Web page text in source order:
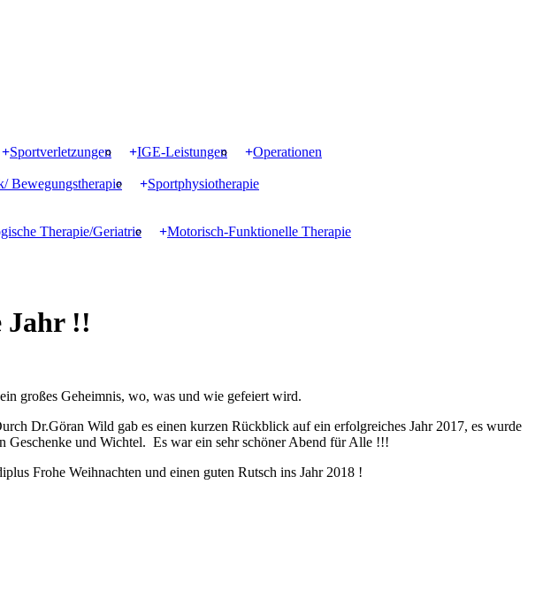
Sportverletzungen IGE-Leistungen
Operationen
Bewegungstherapie
Sportphysiotherapie
Therapie/Geriatrie
Motorisch-Funktionelle Therapie
Jahr !!
großes Geheimnis, wo, was und wie gefeiert wird.
Dr.Göran Wild gab es einen kurzen Rückblick auf ein erfolgreiches Jahr 2017, es wurde
Geschenke und Wichtel. Es war ein sehr schöner Abend für Alle !!!
Frohe Weihnachten und einen guten Rutsch ins Jahr 2018 !